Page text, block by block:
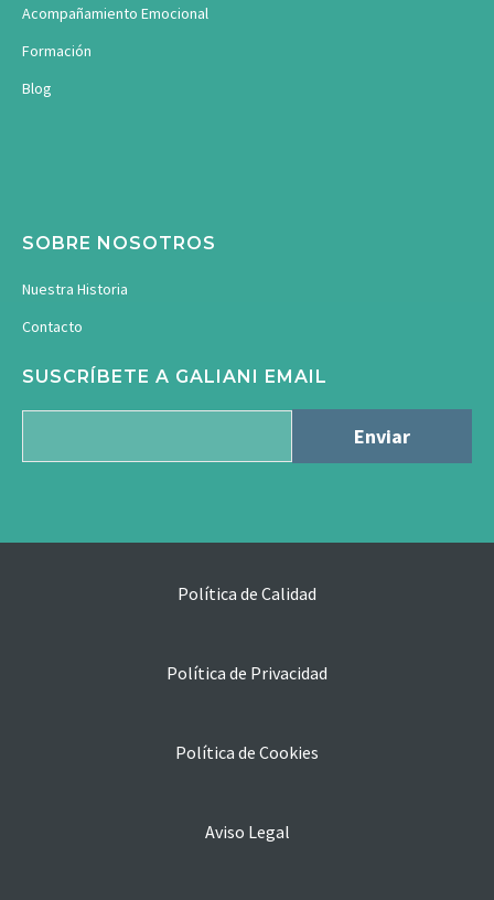
Acompañamiento Emocional
Formación
Blog
SOBRE NOSOTROS
Nuestra Historia
Contacto
SUSCRÍBETE A GALIANI EMAIL
Política de Calidad
Política de Privacidad
Política de Cookies
Aviso Legal